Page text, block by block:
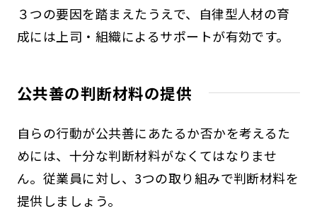
３つの要因を踏まえたうえで、自律型人材の育
成には上司・組織によるサポートが有効です。
公共善の判断材料の提供
自らの行動が公共善にあたるか否かを考えるた
めには、十分な判断材料がなくてはなりませ
ん。従業員に対し、3つの取り組みで判断材料を
提供しましょう。